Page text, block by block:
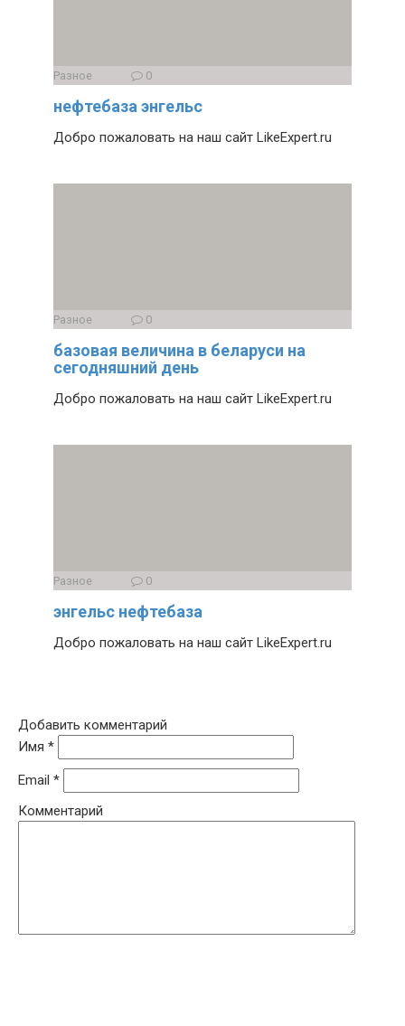
Разное 0
нефтебаза энгельс
Добро пожаловать на наш сайт LikeExpert.ru
Разное 0
базовая величина в беларуси на
сегодняшний день
Добро пожаловать на наш сайт LikeExpert.ru
Разное 0
энгельс нефтебаза
Добро пожаловать на наш сайт LikeExpert.ru
Добавить комментарий
Имя *
Email *
Комментарий